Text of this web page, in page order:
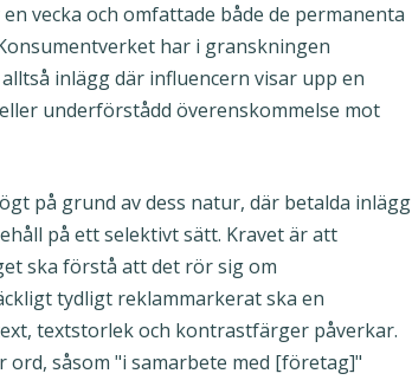
vecka och omfattade både de permanenta
har i granskningen
inlägg där influencern visar upp en
underförstådd överenskommelse mot
på grund av dess natur, där betalda inlägg
på ett selektivt sätt. Kravet är att
ska förstå att det rör sig om
tydligt reklammarkerat ska en
textstorlek och kontrastfärger påverkar.
såsom "i samarbete med [företag]"